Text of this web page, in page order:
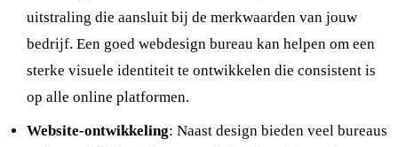
uitstraling die aansluit bij de merkwaarden van jouw
bedrijf. Een goed webdesign bureau kan helpen om een
sterke visuele identiteit te ontwikkelen die consistent is
op alle online platformen.
Website-ontwikkeling: Naast design bieden veel bureaus